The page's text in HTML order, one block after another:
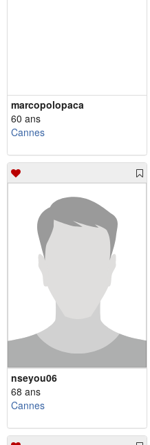
marcopolopaca
60 ans
Cannes
nseyou06
68 ans
Cannes